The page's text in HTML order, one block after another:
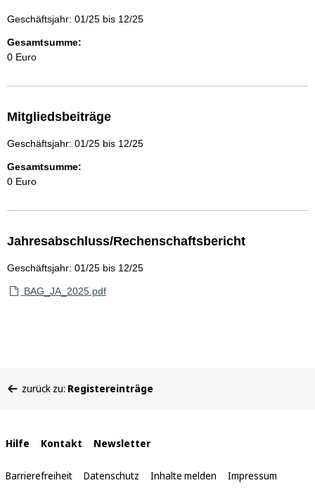
Geschäftsjahr: 01/25 bis 12/25
Gesamtsumme:
0 Euro
Mitgliedsbeiträge
Geschäftsjahr: 01/25 bis 12/25
Gesamtsumme:
0 Euro
Jahresabschluss/Rechenschaftsbericht
Geschäftsjahr: 01/25 bis 12/25
BAG_JA_2025.pdf
befinden
zurück zu: Registereinträge
Interne
Links
Hilfe Kontakt Newsletter
Barrierefreiheit Datenschutz Inhalte melden Impressum